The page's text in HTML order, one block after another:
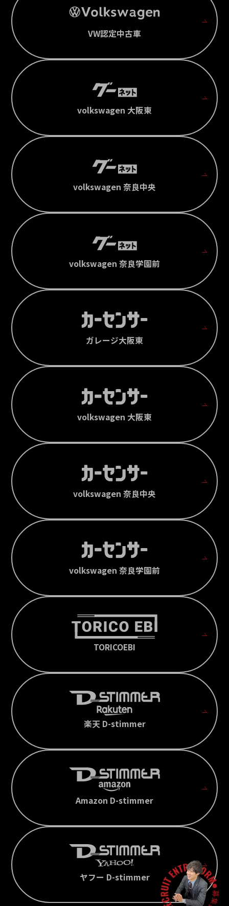
VW認定中古車
volkswagen 大阪東
volkswagen 奈良中央
volkswagen 奈良学園前
ガレージ大阪東
volkswagen 大阪東
volkswagen 奈良中央
volkswagen 奈良学園前
TORICOEBI
楽天 D-stimmer
Amazon D-stimmer
ヤフー D-stimmer